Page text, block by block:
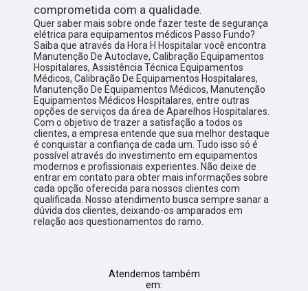
comprometida com a qualidade.
Quer saber mais sobre onde fazer teste de segurança
elétrica para equipamentos médicos Passo Fundo?
Saiba que através da Hora H Hospitalar você encontra
Manutenção De Autoclave, Calibração Equipamentos
Hospitalares, Assistência Técnica Equipamentos
Médicos, Calibração De Equipamentos Hospitalares,
Manutenção De Equipamentos Médicos, Manutenção
Equipamentos Médicos Hospitalares, entre outras
opções de serviços da área de Aparelhos Hospitalares.
Com o objetivo de trazer a satisfação a todos os
clientes, a empresa entende que sua melhor destaque
é conquistar a confiança de cada um. Tudo isso só é
possível através do investimento em equipamentos
modernos e profissionais experientes. Não deixe de
entrar em contato para obter mais informações sobre
cada opção oferecida para nossos clientes com
qualificada. Nosso atendimento busca sempre sanar a
dúvida dos clientes, deixando-os amparados em
relação aos questionamentos do ramo.
Atendemos também
em: